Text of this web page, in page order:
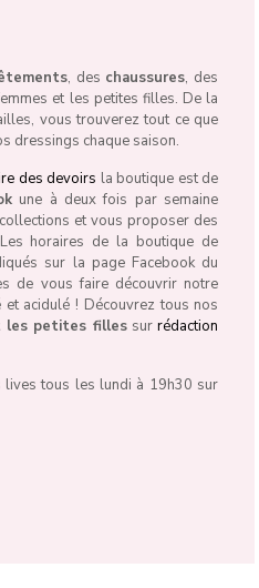
, des chaussures, des
et les petites filles. De la
vous trouverez tout ce que
dressings chaque saison.
des devoirs la boutique est de
une à deux fois par semaine
et vous proposer des
horaires de la boutique de
sur la page Facebook du
de vous faire découvrir notre
acidulé ! Découvrez tous nos
les petites fillessurrédaction
tous les lundi à 19h30 sur